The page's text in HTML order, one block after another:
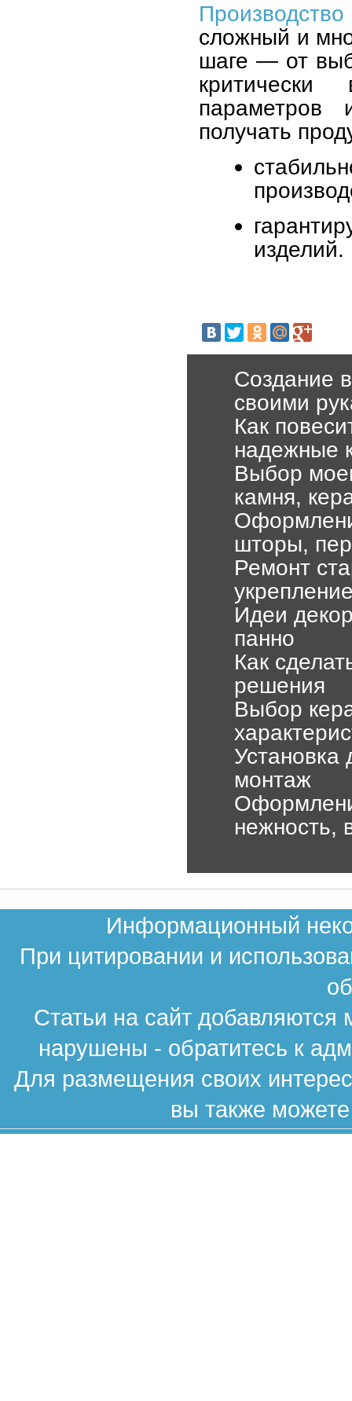
сложный и
шаге — от
параметров
получать
изделий.
Создание
своими
Как
надежные
Выбор
камня,
шторы,
Ремонт
Идеи
панно
Как
решения
Выбор
монтаж
нежность,
Информационный
При цитировании и
Статьи на сайт
нарушены - обратитесь к
Для размещения своих
вы также